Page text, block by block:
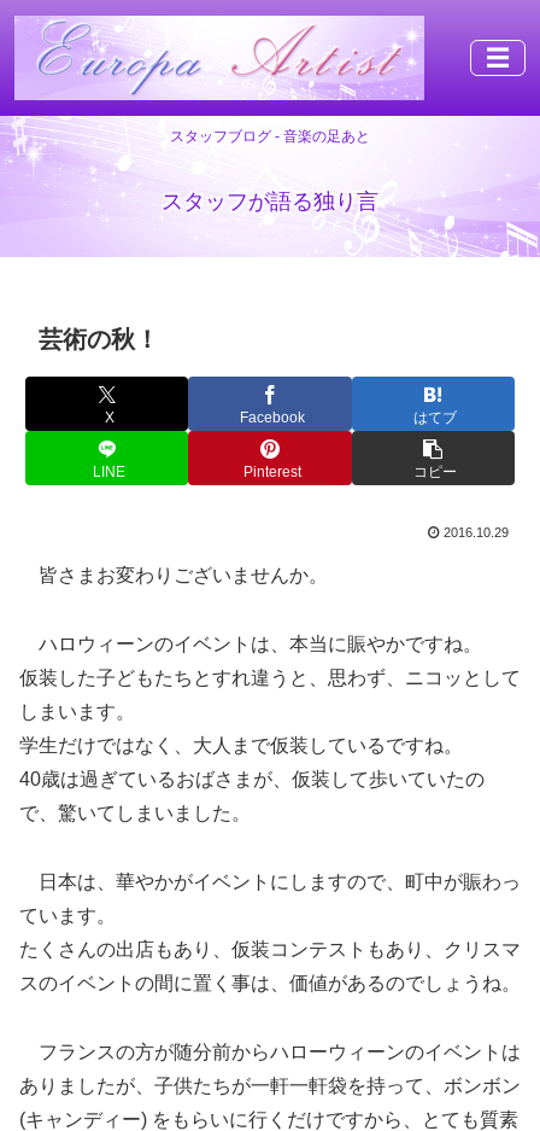
☰
スタッフブログ - 音楽の足あと
スタッフが語る独り言
芸術の秋！
X Facebook はてブ
LINE Pinterest コピー
2016.10.29
皆さまお変わりございませんか。
ハロウィーンのイベントは、本当に賑やかですね。
仮装した子どもたちとすれ違うと、思わず、ニコッとして
しまいます。
学生だけではなく、大人まで仮装しているですね。
40歳は過ぎているおばさまが、仮装して歩いていたの
で、驚いてしまいました。
日本は、華やかがイベントにしますので、町中が賑わっ
ています。
たくさんの出店もあり、仮装コンテストもあり、クリスマ
スのイベントの間に置く事は、価値があるのでしょうね。
フランスの方が随分前からハローウィーンのイベントは
ありましたが、子供たちが一軒一軒袋を持って、ボンボン
(キャンディー) をもらいに行くだけですから、とても質素